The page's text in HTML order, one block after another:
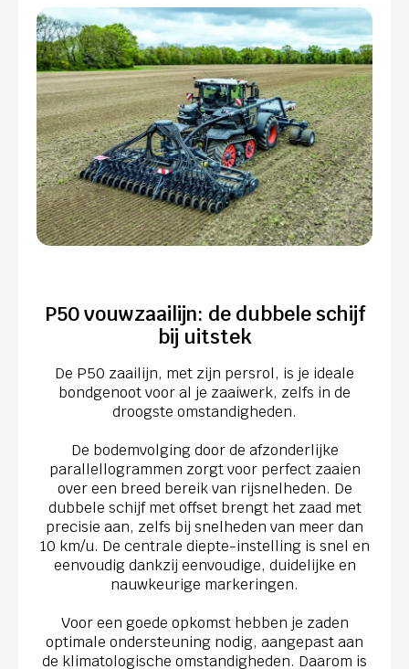
P50 vouwzaailijn: de dubbele schijf
bij uitstek
De P50 zaailijn, met zijn persrol, is je ideale
bondgenoot voor al je zaaiwerk, zelfs in de
droogste omstandigheden.
De bodemvolging door de afzonderlijke
parallellogrammen zorgt voor perfect zaaien
over een breed bereik van rijsnelheden. De
dubbele schijf met offset brengt het zaad met
precisie aan, zelfs bij snelheden van meer dan
10 km/u. De centrale diepte-instelling is snel en
eenvoudig dankzij eenvoudige, duidelijke en
nauwkeurige markeringen.
Voor een goede opkomst hebben je zaden
optimale ondersteuning nodig, aangepast aan
de klimatologische omstandigheden. Daarom is